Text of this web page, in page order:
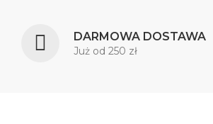
DARMOWA DOSTAWA
Już od 250 zł